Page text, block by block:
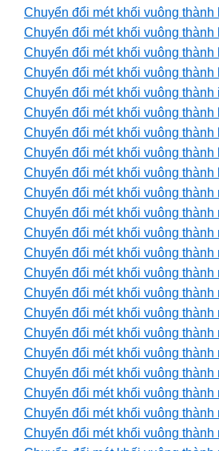
Chuyển đổi mét khối vuông thành
Chuyển đổi mét khối vuông thành
Chuyển đổi mét khối vuông thành
Chuyển đổi mét khối vuông thành
Chuyển đổi mét khối vuông thành
Chuyển đổi mét khối vuông thành
Chuyển đổi mét khối vuông thành
Chuyển đổi mét khối vuông thành
Chuyển đổi mét khối vuông thành
Chuyển đổi mét khối vuông thành
Chuyển đổi mét khối vuông thành
Chuyển đổi mét khối vuông thành
Chuyển đổi mét khối vuông thành
Chuyển đổi mét khối vuông thành
Chuyển đổi mét khối vuông thành
Chuyển đổi mét khối vuông thành
Chuyển đổi mét khối vuông thành
Chuyển đổi mét khối vuông thành
Chuyển đổi mét khối vuông thành
Chuyển đổi mét khối vuông thành
Chuyển đổi mét khối vuông thành
Chuyển đổi mét khối vuông thành